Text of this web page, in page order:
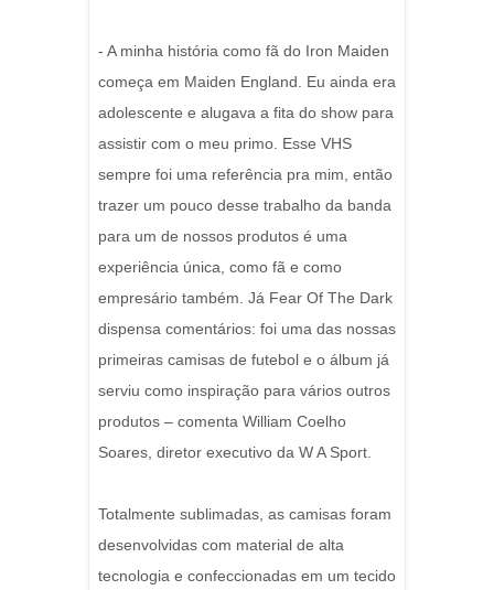
- A minha história como fã do Iron Maiden
começa em Maiden England. Eu ainda era
adolescente e alugava a fita do show para
assistir com o meu primo. Esse VHS
sempre foi uma referência pra mim, então
trazer um pouco desse trabalho da banda
para um de nossos produtos é uma
experiência única, como fã e como
empresário também. Já Fear Of The Dark
dispensa comentários: foi uma das nossas
primeiras camisas de futebol e o álbum já
serviu como inspiração para vários outros
produtos – comenta William Coelho
Soares, diretor executivo da W A Sport.
Totalmente sublimadas, as camisas foram
desenvolvidas com material de alta
tecnologia e confeccionadas em um tecido